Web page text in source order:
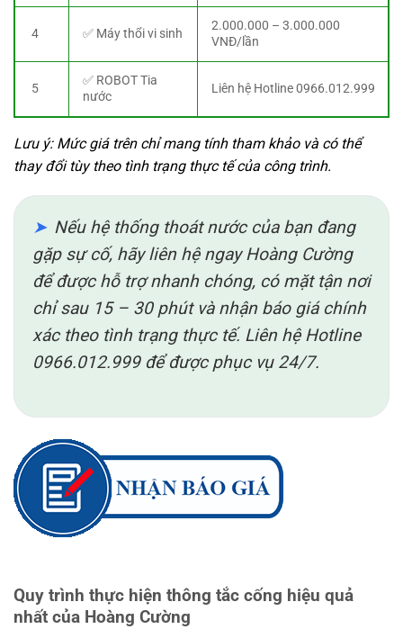
4 ✅ Máy thổi vi sinh
2.000.000 – 3.000.000
VNĐ/lần
5
✅ ROBOT Tia
nước
Liên hệ Hotline 0966.012.999
Lưu ý: Mức giá trên chỉ mang tính tham khảo và có thể
thay đổi tùy theo tình trạng thực tế của công trình.
Nếu hệ thống thoát nước của bạn đang
gặp sự cố, hãy liên hệ ngay Hoàng Cường
để được hỗ trợ nhanh chóng, có mặt tận nơi
chỉ sau 15 – 30 phút và nhận báo giá chính
xác theo tình trạng thực tế. Liên hệ Hotline
0966.012.999 để được phục vụ 24/7.
Quy trình thực hiện thông tắc cống hiệu quả
nhất của Hoàng Cường